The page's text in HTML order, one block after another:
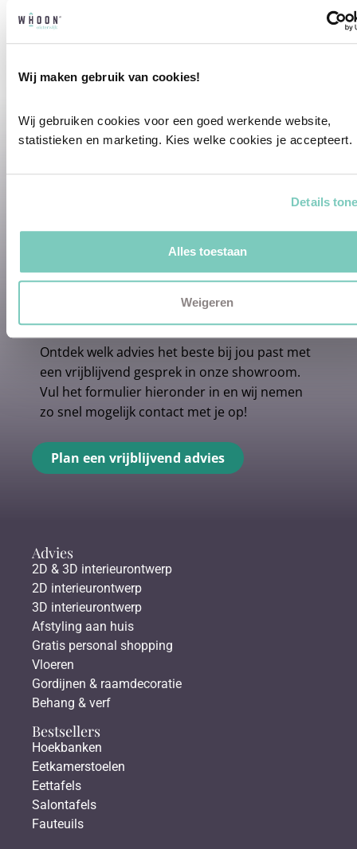
Wij maken gebruik van cookies!
Wij gebruiken cookies voor een goed werkende website,
statistieken en marketing. Kies welke cookies je accepteert.
Details
Alles toestaan
Weigeren
Professioneel interieuradvies
Onze professionele interieurstylisten
2D interieurontwerp
✓3D interieurontwerp
Gratis personal shopping
✓Advies van onze woonspecialist
Ontdek welk advies het beste bij jou past met
een vrijblijvend gesprek in onze showroom.
Vul het formulier hieronder in en wij nemen
zo snel mogelijk contact met je op!
Plan een vrijblijvend advies
Advies
2D & 3D interieurontwerp
2D interieurontwerp
3D interieurontwerp
Afstyling aan huis
Gratis personal shopping
Vloeren
Gordijnen & raamdecoratie
Behang & verf
Bestsellers
Hoekbanken
Eetkamerstoelen
Eettafels
Salontafels
Fauteuils